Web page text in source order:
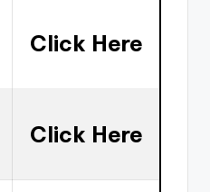
Click Here
Click Here